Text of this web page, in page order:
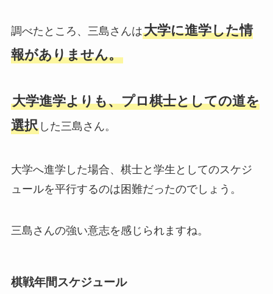
調べたところ、三島さんは大学に進学した情
報がありません。
大学進学よりも、プロ棋士としての道を
選択した三島さん。
大学へ進学した場合、棋士と学生としてのスケジ
ュールを平行するのは困難だったのでしょう。
三島さんの強い意志を感じられますね。
棋戦年間スケジュール